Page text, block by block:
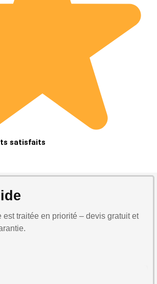
satisfaits
est traitée en priorité – devis gratuit et